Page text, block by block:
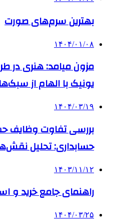
بهترین سرم‌های صورت
۱۴۰۴/۰۱/۰۸
مزون میامد: هنری در
یونیک با الهام از
۱۴۰۴/۰۳/۱۹
بررسی تفاوت وظایف
حسابداری: تحلیل
۱۴۰۳/۱۱/۱۲
راهنمای جامع خرید و
۱۴۰۴/۰۳/۲۵